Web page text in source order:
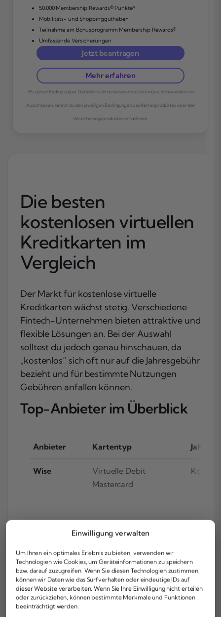
Einwilligung verwalten
Um Ihnen ein optimales Erlebnis zu bieten, verwenden wir
Technologien wie Cookies, um Geräteinformationen zu speichern
bzw. darauf zuzugreifen. Wenn Sie diesen Technologien zustimmen,
können wir Daten wie das Surfverhalten oder eindeutige IDs auf
dieser Website verarbeiten. Wenn Sie Ihre Einwilligung nicht erteilen
oder zurückziehen, können bestimmte Merkmale und Funktionen
beeinträchtigt werden.
50.000 Membership Rewards® Punkte*
Mobilitäts- und Shoppingguthaben
Teilnahme am Bonusprogramm Membership Rewards®
Umfassende Versicherungen
Jetzt beantragen
Mehr erfahren
*Es gelten Bedingungen. Detaillierte Informationen zu Leistungen, insbesondere zu
Ausschlüssen, kannst du den jeweiligen Bedingungen des Kartenproduktes oder des
Versicherungsproduktes entnehmen.
Die besten
kostenlosen virtuellen
Kreditkarten im
Vergleich
Der Markt für kostenlose virtuelle
Kreditkarten wächst stetig. Verschiedene
Fintech-Unternehmen bieten attraktive und
flexible Lösungen an. Bei der Auswahl
solltest du jedoch genau hinschauen, da
„kostenlos“ sich oft nur auf die Jahresgebühr
bezieht und für bestimmte Nutzungen
Gebühren anfallen können.
Top-Anbieter im Überblick
Anbieter Kartentyp
Wise
Virtuelle Debit
Mastercard
Virtuelle Prepaid
N26
Virtuelle Debit